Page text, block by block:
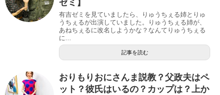
ゼミ】
有吉ゼミを見ていましたら、りゅうちぇる姉とりゅ
うちぇるが出演していました。りゅうちぇる姉が、
あねちぇるに改名しようかな？なんてりゅうちぇる
に...
記事を読む
おりもりおにさんま説教？父政夫はペ
ット？彼氏はいるの？カップは？上か